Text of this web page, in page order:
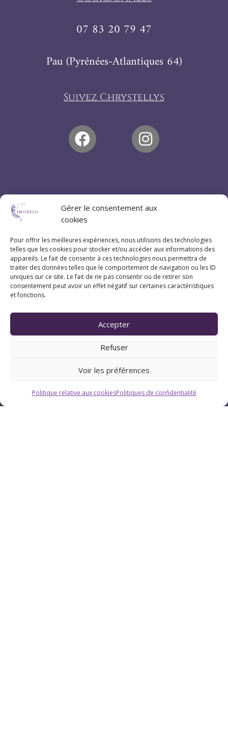
Gérer le consentement aux
cookies
Pour offrir les meilleures expériences, nous utilisons des technologies
telles que les cookies pour stocker et/ou accéder aux informations des
appareils. Le fait de consentir à ces technologies nous permettra de
traiter des données telles que le comportement de navigation ou les ID
uniques sur ce site. Le fait de ne pas consentir ou de retirer son
consentement peut avoir un effet négatif sur certaines caractéristiques
et fonctions.
Accepter
Refuser
Voir les préférences
Politique relative aux cookiesPolitiques de confidentialité
07 83 20 79 47
Pau (Pyrénées-Atlantiques 64)
Suivez Chrystellys
Du lundi au vendredi : 9h-12h / 13h-18h
Le samedi : 9h-12h